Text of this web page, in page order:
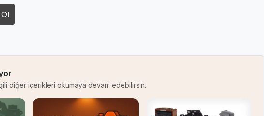
diğer içerikleri okumaya devam edebilirsin.